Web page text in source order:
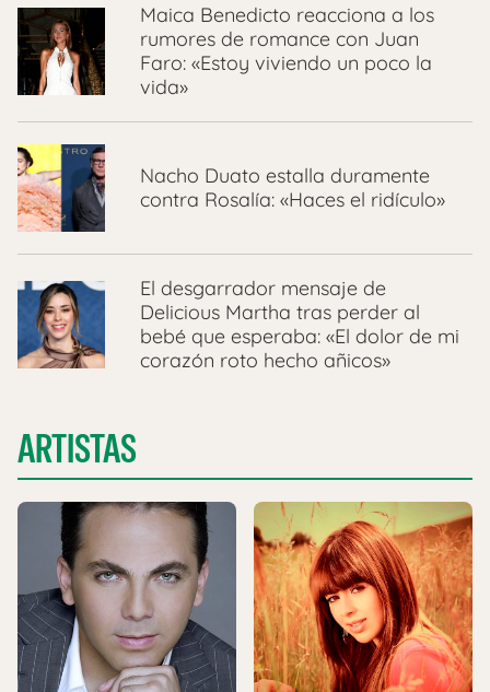
Maica Benedicto reacciona a los
rumores de romance con Juan
Faro: «Estoy viviendo un poco la
vida»
Nacho Duato estalla duramente
contra Rosalía: «Haces el ridículo»
El desgarrador mensaje de
Delicious Martha tras perder al
bebé que esperaba: «El dolor de mi
corazón roto hecho añicos»
ARTISTAS